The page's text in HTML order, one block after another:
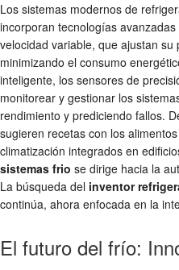
Los sistemas modernos de
incorporan tecnologías
velocidad variable, que ajustan
minimizando el consumo
inteligente, los sensores de
monitorear y gestionar los
rendimiento y prediciendo fallos.
sugieren recetas con los
climatización integrados en
sistemas frio se dirige hacia la
La búsqueda del inventor
continúa, ahora enfocada en la
El futuro del frío: